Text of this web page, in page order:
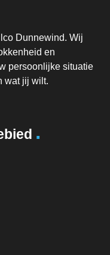
Dunnewind. Wij
en
persoonlijke situatie
wat jij wilt.
.